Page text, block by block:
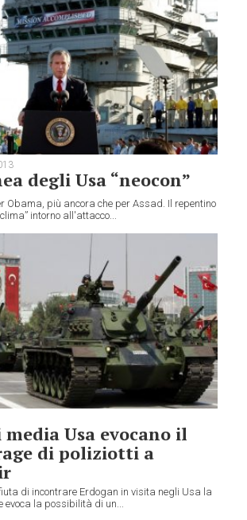
degli Usa “neocon”
Obama, più ancora che per Assad. Il repentino
intorno all'attacco...
Usa evocano il
di poliziotti a
di incontrare Erdogan in visita negli Usa la
la possibilità di un...